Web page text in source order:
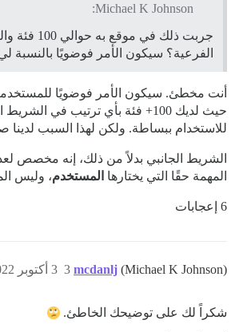
Michael K Johnson:
جربت ذلك في
الفرعية؟ سيكون الأمر فوضويًا بالنسبة
أنت مخطئ. سيكون الأمر فوضويًا
حيث لديك 100+ فئة بأي ترتيب في
للاستخدام ببساطة. ولكن لهذا السبب لدينا
الشريط الجانبي بدلاً من ذلك، إنه مخصص
المهمة حقًا التي يختارها المستخدم، وليس
6 إعجابات
mcdanlj (Michael K Johnson) 3 أكتوبر 2022، 1:30م 3
شكراً لك على توضيحك الخاطئ.